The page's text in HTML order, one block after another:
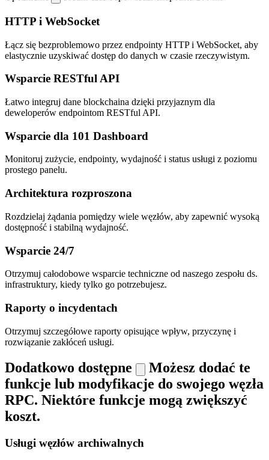
HTTP i WebSocket
Łącz się bezproblemowo przez endpointy HTTP i WebSocket, aby
elastycznie uzyskiwać dostęp do danych w czasie rzeczywistym.
Wsparcie RESTful API
Łatwo integruj dane blockchaina dzięki przyjaznym dla
deweloperów endpointom RESTful API.
Wsparcie dla 101 Dashboard
Monitoruj zużycie, endpointy, wydajność i status usługi z poziomu
prostego panelu.
Architektura rozproszona
Rozdzielaj żądania pomiędzy wiele węzłów, aby zapewnić wysoką
dostępność i stabilną wydajność.
Wsparcie 24/7
Otrzymuj całodobowe wsparcie techniczne od naszego zespołu ds.
infrastruktury, kiedy tylko go potrzebujesz.
Raporty o incydentach
Otrzymuj szczegółowe raporty opisujące wpływ, przyczynę i
rozwiązanie zakłóceń usługi.
Dodatkowo dostępne
Możesz dodać te
funkcje lub modyfikacje do swojego węzła
RPC. Niektóre funkcje mogą zwiększyć
koszt.
Usługi węzłów archiwalnych